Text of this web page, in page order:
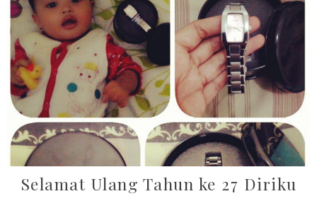
Selamat Ulang Tahun ke 27 Diriku